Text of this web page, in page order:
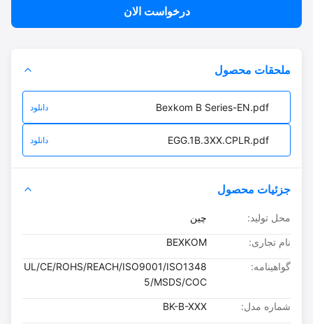
درخواست الان
ملحقات محصول
Bexkom B Series-EN.pdf
EGG.1B.3XX.CPLR.pdf
جزئیات محصول
محل تولید:
نام تجاری: BEXKOM
گواهینامه:
UL/CE/ROHS/REACH/ISO9001/ISO1348
5/MSDS/COC
شماره مدل: BK-B-XXX